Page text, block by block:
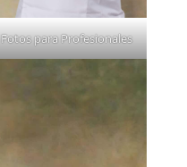
Fotos para Profesionales